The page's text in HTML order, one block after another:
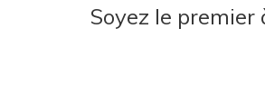
Soyez le premier